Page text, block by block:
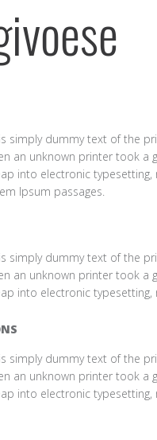
simply dummy text of the
an unknown printer took a
into electronic
Ipsum passages.
simply dummy text of the
an unknown printer took a
into electronic typesetting,
simply dummy text of the
an unknown printer took a
into electronic typesetting,